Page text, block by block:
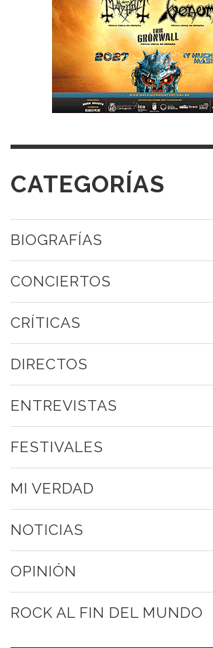
CATEGORÍAS
BIOGRAFÍAS
CONCIERTOS
CRÍTICAS
DIRECTOS
ENTREVISTAS
FESTIVALES
MI VERDAD
NOTICIAS
OPINIÓN
ROCK AL FIN DEL MUNDO